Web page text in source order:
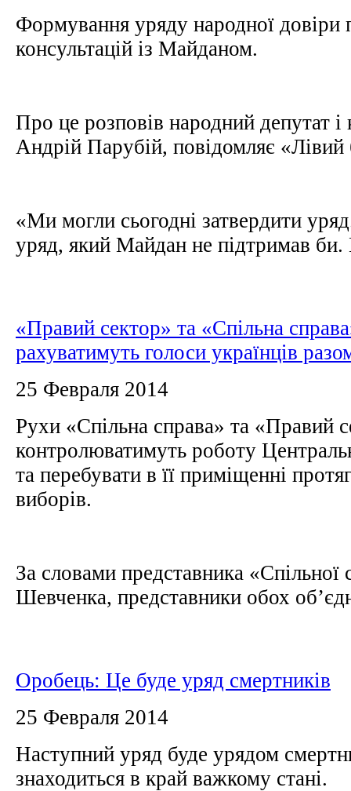
Формування уряду народної довіри
консультацій із Майданом.
Про це розповів народний депутат
Андрій Парубій, повідомляє
«Ми могли сьогодні затвердити
уряд, який Майдан не підтримав
«Правий сектор» та «Спільна
рахуватимуть голоси українців
25 Февраля 2014
Рухи «Спільна справа» та «Правий
контролюватимуть роботу
та перебувати в її приміщенні
виборів.
За словами представника
Шевченка, представники обох
Оробець: Це буде уряд смертників
25 Февраля 2014
Наступний уряд буде урядом
знаходиться в край важкому стані.